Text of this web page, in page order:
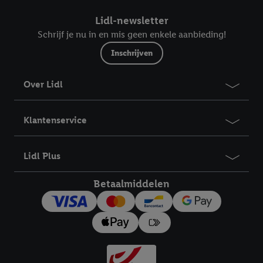
Lidl-newsletter
Schrijf je nu in en mis geen enkele aanbieding!
Inschrijven
Over Lidl
Klantenservice
Lidl Plus
Betaalmiddelen